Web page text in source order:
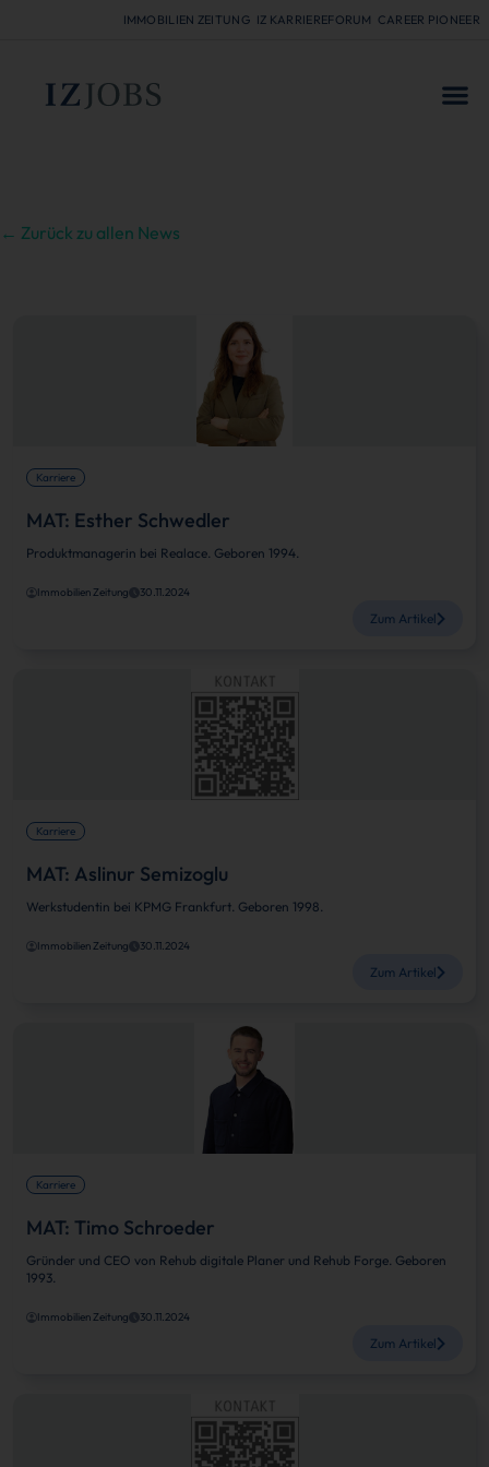
IMMOBILIEN ZEITUNG IZ KARRIEREFORUM CAREER PIONEER
← Zurück zu allen News
Karriere
MAT: Esther Schwedler
Produktmanagerin bei Realace. Geboren 1994.
Immobilien Zeitung 30.11.2024
Zum Artikel
Karriere
MAT: Aslinur Semizoglu
Werkstudentin bei KPMG Frankfurt. Geboren 1998.
Immobilien Zeitung 30.11.2024
Zum Artikel
Karriere
MAT: Timo Schroeder
Gründer und CEO von Rehub digitale Planer und Rehub Forge. Geboren
1993.
Immobilien Zeitung 30.11.2024
Zum Artikel